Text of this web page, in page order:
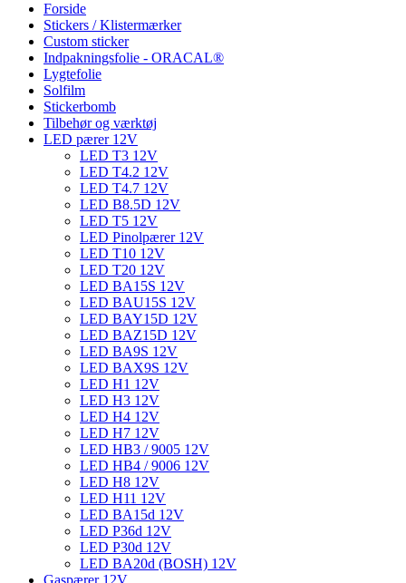
Forside
Stickers / Klistermærker
Custom sticker
Indpakningsfolie - ORACAL®
Lygtefolie
Solfilm
Stickerbomb
Tilbehør og værktøj
LED pærer 12V
LED T3 12V
LED T4.2 12V
LED T4.7 12V
LED B8.5D 12V
LED T5 12V
LED Pinolpærer 12V
LED T10 12V
LED T20 12V
LED BA15S 12V
LED BAU15S 12V
LED BAY15D 12V
LED BAZ15D 12V
LED BA9S 12V
LED BAX9S 12V
LED H1 12V
LED H3 12V
LED H4 12V
LED H7 12V
LED HB3 / 9005 12V
LED HB4 / 9006 12V
LED H8 12V
LED H11 12V
LED BA15d 12V
LED P36d 12V
LED P30d 12V
LED BA20d (BOSH) 12V
Gaspærer 12V